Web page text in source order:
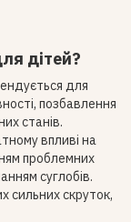
дітей?
для
позбавлення
станів.
впливі на
проблемних
суглобів.
сильних скруток,